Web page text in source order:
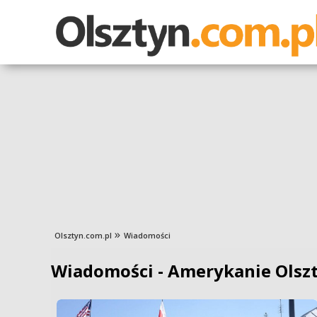
Olsztyn.com.pl Wiadomości
Wiadomości - Amerykanie